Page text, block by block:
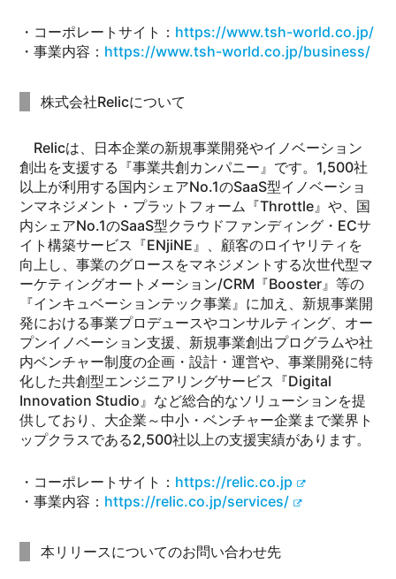
・コーポレートサイト： https://www.tsh-world.co.jp/
・事業内容： https://www.tsh-world.co.jp/business/
株式会社Relicについて
Relicは、日本企業の新規事業開発やイノベーション
創出を支援する『事業共創カンパニー』です。1,500社
以上が利用する国内シェアNo.1のSaaS型イノベーショ
ンマネジメント・プラットフォーム『Throttle』や、国
内シェアNo.1のSaaS型クラウドファンディング・ECサ
イト構築サービス『ENjiNE』、顧客のロイヤリティを
向上し、事業のグロースをマネジメントする次世代型マ
ーケティングオートメーション/CRM『Booster』等の
『インキュベーションテック事業』に加え、新規事業開
発における事業プロデュースやコンサルティング、オー
プンイノベーション支援、新規事業創出プログラムや社
内ベンチャー制度の企画・設計・運営や、事業開発に特
化した共創型エンジニアリングサービス『Digital
Innovation Studio』など総合的なソリューションを提
供しており、大企業～中小・ベンチャー企業まで業界ト
ップクラスである2,500社以上の支援実績があります。
・コーポレートサイト： https://relic.co.jp
・事業内容： https://relic.co.jp/services/
本リリースについてのお問い合わせ先